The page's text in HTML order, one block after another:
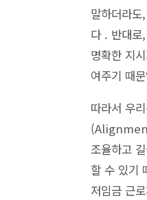
말하더라
다 . 반대
명확한 지
여주기 때
따라서 우
조율하고
할 수 있기
저임금 근